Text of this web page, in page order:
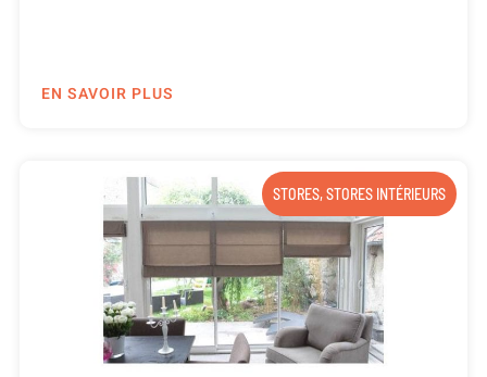
EN SAVOIR PLUS
STORES,STORES INTÉRIEURS